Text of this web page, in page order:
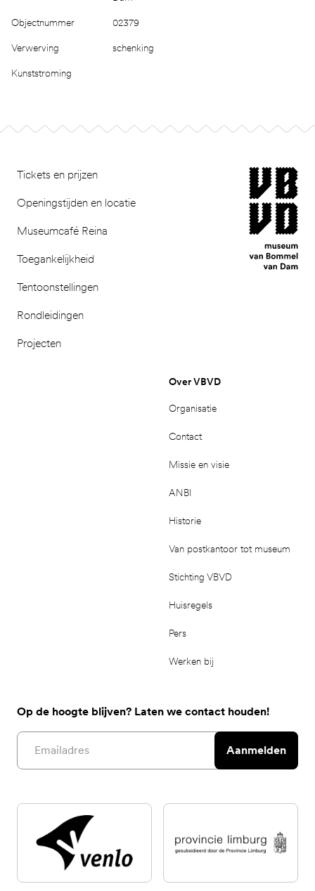
Objectnummer 02379
Verwerving schenking
Kunststroming
Tickets en prijzen
Openingstijden en locatie
Museumcafé Reina
Toegankelijkheid
Tentoonstellingen
Rondleidingen
Projecten
museum van
Over VBVD
Organisatie
Contact
Missie en visie
ANBI
Historie
Van postkantoor tot museum
Stichting VBVD
Huisregels
Pers
Werken bij
Op de hoogte blijven? Laten we contact houden!
Email address
Aanmelden